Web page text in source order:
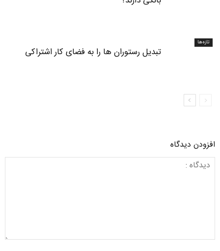
تازه‌ها
تبدیل رستوران‌ ها را به فضای کار اشتراکی
افزودن دیدگاه